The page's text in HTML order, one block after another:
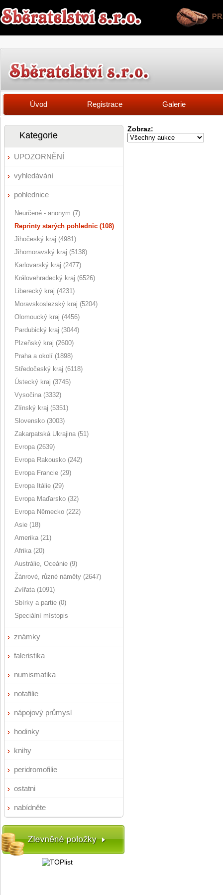
Úvod Registrace Galerie
Kategorie
UPOZORNĚNÍ
vyhledávání
pohlednice
Neurčené - anonym (7)
Reprinty starých pohlednic (108)
Jihočeský kraj (4981)
Jihomoravský kraj (5138)
Karlovarský kraj (2477)
Královehradecký kraj (6526)
Liberecký kraj (4231)
Moravskoslezský kraj (5204)
Olomoucký kraj (4456)
Pardubický kraj (3044)
Plzeňský kraj (2600)
Praha a okolí (1898)
Středočeský kraj (6118)
Ústecký kraj (3745)
Vysočina (3332)
Zlínský kraj (5351)
Slovensko (3003)
Zakarpatská Ukrajina (51)
Evropa (2639)
Evropa Rakousko (242)
Evropa Francie (29)
Evropa Itálie (29)
Evropa Maďarsko (32)
Evropa Německo (222)
Asie (18)
Amerika (21)
Afrika (20)
Austrálie, Oceánie (9)
Žánrové, různé náměty (2647)
Zvířata (1091)
Sbírky a partie (0)
Speciální místopis
známky
faleristika
numismatika
notafilie
nápojový průmysl
hodinky
knihy
peridromofilie
ostatni
nabídněte
Zobraz: